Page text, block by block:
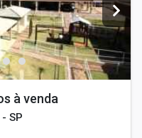
à venda
SP